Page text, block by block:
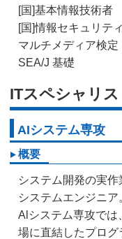
[国]基本情報技術者
[国]情報セキュリテ
マルチメディア検定
SEA/J 基礎
ITスペシャリ
AIシステム専攻
概要
システム開発の実
システムエンジニア
Alシステム専攻では
場に直結したプロ